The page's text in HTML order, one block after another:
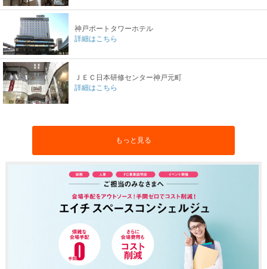
神戸ポートタワーホテル
詳細はこちら
ＪＥＣ日本研修センター神戸元町
詳細はこちら
もっと見る